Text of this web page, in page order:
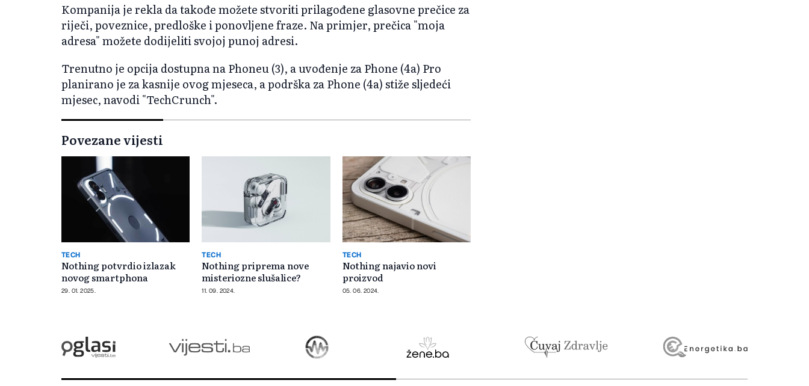
Kompanija je rekla da takođe možete stvoriti prilagođene glasovne prečice za
riječi, poveznice, predloške i ponovljene fraze. Na primjer, prečica "moja
adresa" možete dodijeliti svojoj punoj adresi.
Trenutno je opcija dostupna na Phoneu (3), a uvođenje za Phone (4a) Pro
planirano je za kasnije ovog mjeseca, a podrška za Phone (4a) stiže sljedeći
mjesec, navodi "TechCrunch".
Povezane vijesti
TECH
Nothing potvrdio izlazak
novog smartphona
29. 01. 2025.
TECH
Nothing priprema nove
misteriozne slušalice?
11. 09. 2024.
TECH
Nothing najavio novi
proizvod
05. 06. 2024.